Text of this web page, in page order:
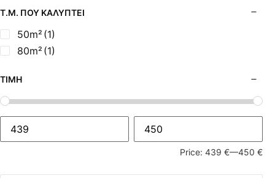
Τζακόσομπες
Τ.Μ. ΠΟΥ ΚΑΛΎΠΤΕΙ
50m² (1)
80m² (1)
ΤΙΜΉ
Price: 439 €—450 €